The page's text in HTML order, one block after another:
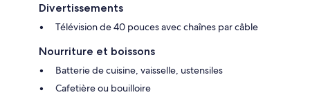
Divertissements
Télévision de 40 pouces avec chaînes par câble
Nourriture et boissons
Batterie de cuisine, vaisselle, ustensiles
Cafetière ou bouilloire